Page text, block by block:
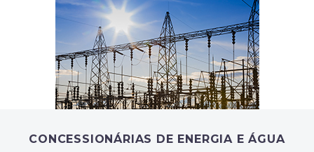
CONCESSIONÁRIAS DE ENERGIA E ÁGUA